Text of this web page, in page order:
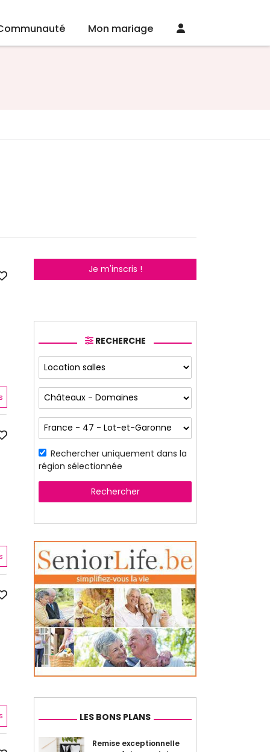
Mon mariage
Je m'inscris !
RECHERCHE
Rechercher uniquement dans la
région sélectionnée
Rechercher
LES BONS PLANS
Remise exceptionnelle